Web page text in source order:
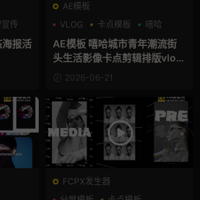
传
报活
AE模板
VLOG
卡点模板 嘻哈
AE模板 嘻哈城市青年潮流街
头生活影像卡点剪辑排版vlog
视频宣传片
2026-06-21
FCPX发生器